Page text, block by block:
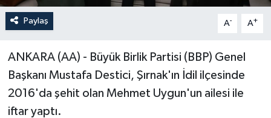
Paylaş A- A+
ANKARA (AA) - Büyük Birlik Partisi (BBP) Genel
Başkanı Mustafa Destici, Şırnak'ın İdil ilçesinde
2016'da şehit olan Mehmet Uygun'un ailesi ile
iftar yaptı.